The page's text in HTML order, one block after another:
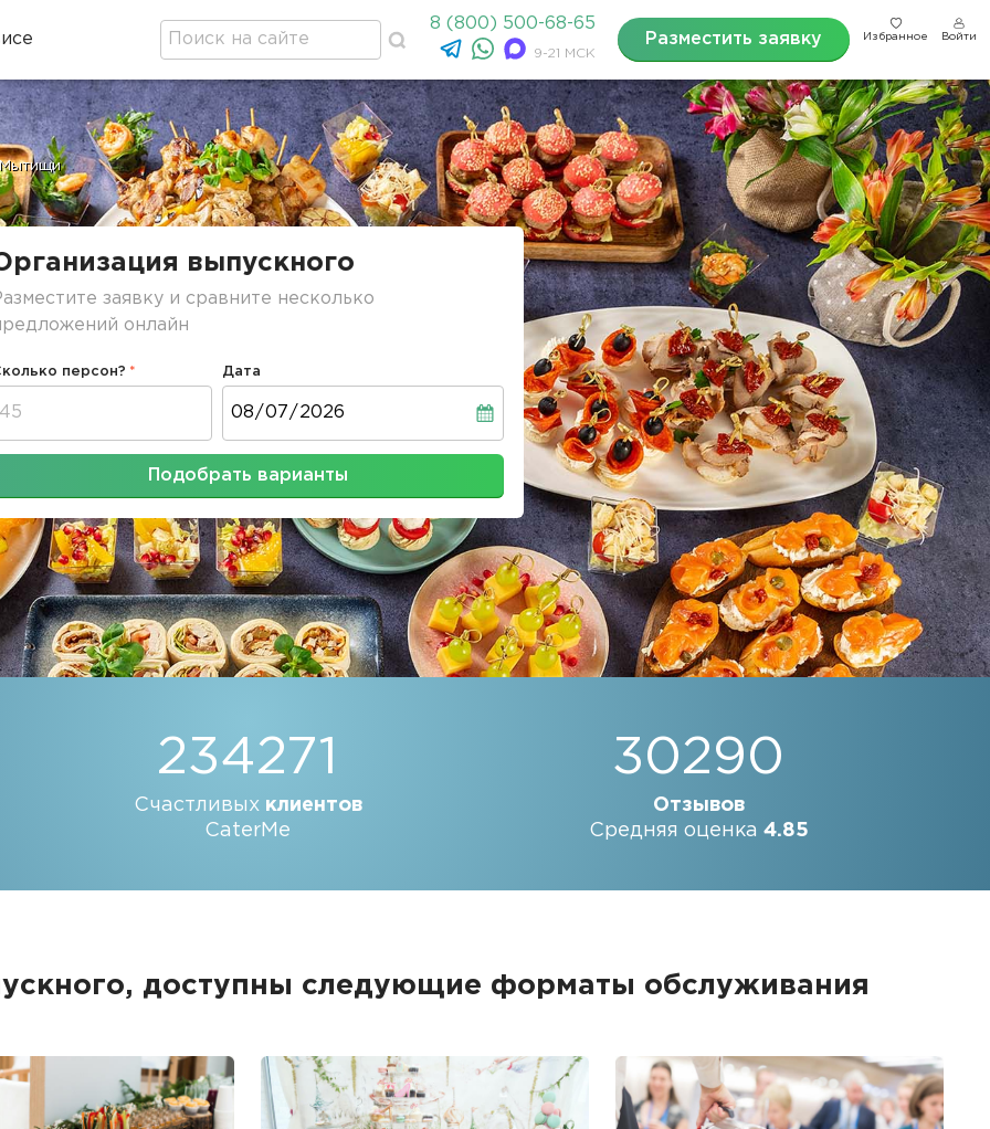
8 (800) 500-68-65
9-21 МСК
Разместить заявку Избранное Войти
Мытищи
выпускного
заявку и сравните несколько
онлайн
персон? Дата
Подобрать варианты
234271
Счастливых клиентов
CaterMe
30290
Отзывов
Средняя оценка 4.85
доступны следующие форматы обслуживания